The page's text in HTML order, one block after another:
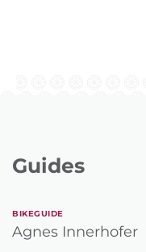
Guides
BIKEGUIDE
Agnes Innerhofer